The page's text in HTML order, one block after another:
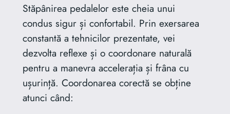
Stăpânirea pedalelor este cheia unui
condus sigur și confortabil. Prin exersarea
constantă a tehnicilor prezentate, vei
dezvolta reflexe și o coordonare naturală
pentru a manevra accelerația și frâna cu
ușurință. Coordonarea corectă se obține
atunci când: